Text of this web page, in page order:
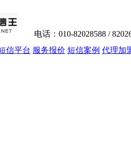
电话：010-82028588 /
信平台 服务报价 短信案例 代理加